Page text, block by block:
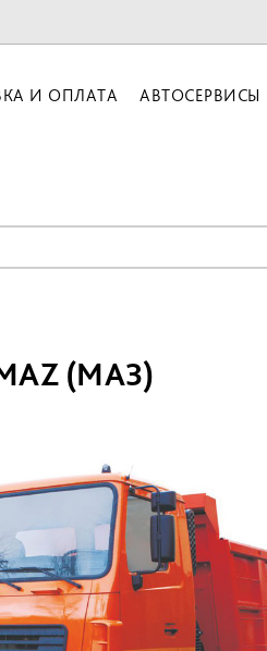
И ОПЛАТА АВТОСЕРВИСЫ
(МАЗ)